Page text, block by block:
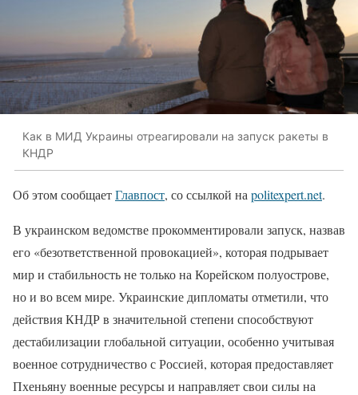
Как в МИД Украины отреагировали на запуск ракеты в
КНДР
Об этом сообщаетГлавпост, со ссылкой на politexpert.net.
В украинском ведомстве прокомментировали запуск, назвав
его «безответственной провокацией», которая подрывает
мир и стабильность не только на Корейском полуострове,
но и во всем мире. Украинские дипломаты отметили, что
действия КНДР в значительной степени способствуют
дестабилизации глобальной ситуации, особенно учитывая
военное сотрудничество с Россией, которая предоставляет
Пхеньяну военные ресурсы и направляет свои силы на